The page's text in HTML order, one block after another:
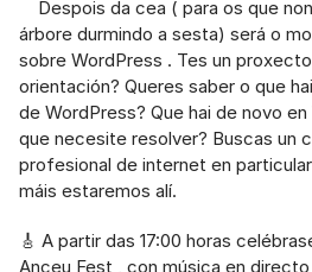
árbore durmindo a sesta) será o
sobre WordPress . Tes un
orientación? Queres saber o que
de WordPress? Que hai de novo
que necesite resolver? Buscas un
profesional de internet en
máis estaremos alí.
🎸 A partir das 17:00 horas
Anceu Fest , con música en